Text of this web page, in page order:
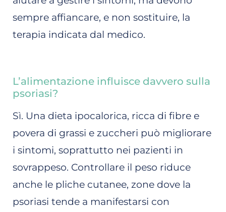
sempre affiancare, e non sostituire, la
terapia indicata dal medico.
L’alimentazione influisce davvero sulla
psoriasi?
Sì. Una dieta ipocalorica, ricca di fibre e
povera di grassi e zuccheri può migliorare
i sintomi, soprattutto nei pazienti in
sovrappeso. Controllare il peso riduce
anche le pliche cutanee, zone dove la
psoriasi tende a manifestarsi con